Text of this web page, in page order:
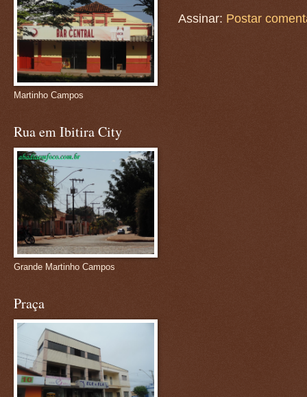
Assinar: Postar
Martinho Campos
Rua em Ibitira City
Grande Martinho Campos
Praça